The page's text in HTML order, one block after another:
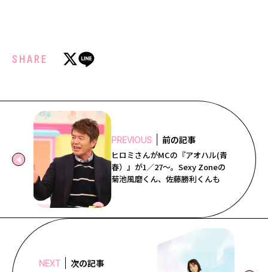
SHARE
PREVIOUS 前の記事
ヒロミさんがMCの『アオハル(青
春）』が1／27～。Sexy Zoneの
菊池風磨くん、佐藤勝利くんも
NEXT 次の記事